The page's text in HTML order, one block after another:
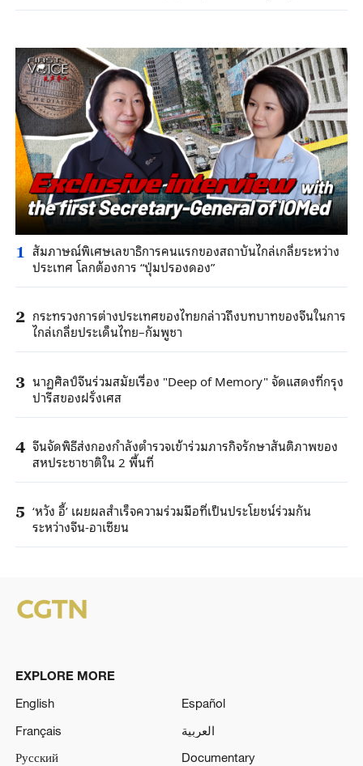
1 สัมภาษณ์พิเศษเลขาธิการคนแรกของสถาบันไกล่เกลี่ยระหว่าง
ประเทศ โลกต้องการ “ปุ่มปรองดอง”
2 กระทรวงการต่างประเทศของไทยกล่าวถึงบทบาทของจีนในการ
ไกล่เกลี่ยประเด็นไทย–กัมพูชา
3 นาฏศิลป์จีนร่วมสมัยเรื่อง "Deep of Memory" จัดแสดงที่กรุง
ปารีสของฝรั่งเศส
4 จีนจัดพิธีส่งกองกําลังตํารวจเข้าร่วมภารกิจรักษาสันติภาพของ
สหประชาชาติใน 2 พื้นที่
5 ‘หวัง อี้’ เผยผลสำเร็จความร่วมมือที่เป็นประโยชน์ร่วมกัน
ระหว่างจีน-อาเซียน
EXPLORE MORE
English
Español
Français
العربية
Русский
Documentary